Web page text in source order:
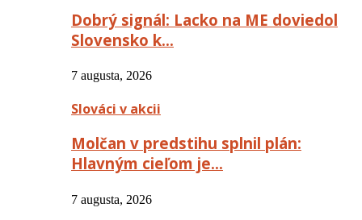
Dobrý signál: Lacko na ME doviedol
Slovensko k…
7 augusta, 2026
Slováci v akcii
Molčan v predstihu splnil plán:
Hlavným cieľom je…
7 augusta, 2026